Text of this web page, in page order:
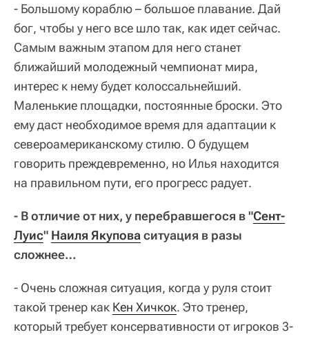
- Большому кораблю – большое плавание. Дай
бог, чтобы у него все шло так, как идет сейчас.
Самым важным этапом для него станет
ближайший молодежный чемпионат мира,
интерес к нему будет колоссальнейший.
Маленькие площадки, постоянные броски. Это
ему даст необходимое время для адаптации к
североамериканскому стилю. О будущем
говорить преждевременно, но Илья находится
на правильном пути, его прогресс радует.
- В отличие от них, у перебравшегося в "Сент-
Луис" Наиля Якупова ситуация в разы
сложнее…
- Очень сложная ситуация, когда у руля стоит
такой тренер как Кен Хичкок. Это тренер,
который требует консервативности от игроков 3-